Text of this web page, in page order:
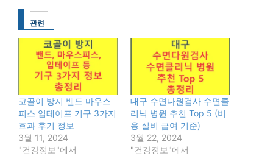
관련
코골이 방지 밴드 마우스
피스 입테이프 기구 3가지
효과 후기 정보
3월 11, 2024
"건강정보"에서
대구 수면다원검사 수면클
리닉 병원 추천 Top 5 (비
용 실비 급여 기준)
3월 22, 2024
"건강정보"에서